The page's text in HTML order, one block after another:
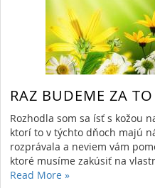
RAZ BUDEME ZA
Rozhodla som sa ísť s kožou
ktorí to v týchto dňoch majú
rozprávala a neviem vám
ktoré musíme zakúsiť na
Read More »